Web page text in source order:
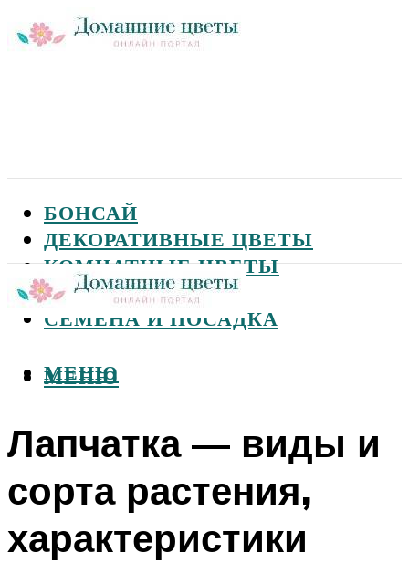
БОНСАЙ
ДЕКОРАТИВНЫЕ ЦВЕТЫ
КОМНАТНЫЕ ЦВЕТЫ
САДОВЫЕ ЦВЕТЫ
СЕМЕНА И ПОСАДКА
МЕНЮ
МЕНЮ
Лапчатка — виды и
сорта растения,
характеристики